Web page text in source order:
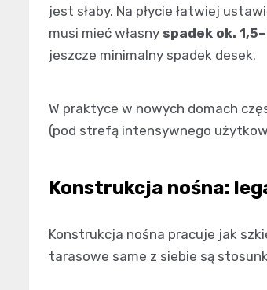
jest słaby. Na płycie łatwiej
musi mieć własny spadek ok.
jeszcze minimalny spadek desek.
W praktyce w nowych domach
(pod strefą intensywnego
Konstrukcja nośna:
Konstrukcja nośna pracuje jak
tarasowe same z siebie są